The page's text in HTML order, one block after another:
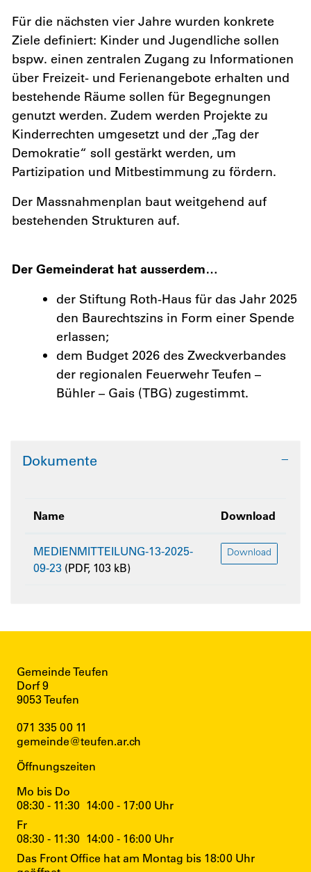
Für die nächsten vier Jahre wurden konkrete
Ziele definiert: Kinder und Jugendliche sollen
bspw. einen zentralen Zugang zu Informationen
über Freizeit- und Ferienangebote erhalten und
bestehende Räume sollen für Begegnungen
genutzt werden. Zudem werden Projekte zu
Kinderrechten umgesetzt und der „Tag der
Demokratie“ soll gestärkt werden, um
Partizipation und Mitbestimmung zu fördern.
Der Massnahmenplan baut weitgehend auf
bestehenden Strukturen auf.
Der Gemeinderat hat ausserdem…
der Stiftung Roth-Haus für das Jahr 2025
den Baurechtszins in Form einer Spende
erlassen;
dem Budget 2026 des Zweckverbandes
der regionalen Feuerwehr Teufen –
Bühler – Gais (TBG) zugestimmt.
Dokumente
Name Download
MEDIENMITTEILUNG-13-2025-
09-23 (PDF, 103 kB)
Download
Gemeinde Teufen
Dorf 9
9053 Teufen
071 335 00 11
gemeinde@teufen.ar.ch
Öffnungszeiten
Mo bis Do
08:30 - 11:30 14:00 - 17:00 Uhr
Fr
08:30 - 11:30 14:00 - 16:00 Uhr
Das Front Office hat am Montag bis 18:00 Uhr